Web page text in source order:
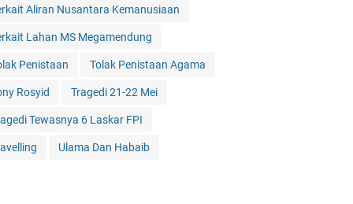
Aliran Nusantara Kemanusiaan
Lahan MS Megamendung
Penistaan Tolak Penistaan Agama
Rosyid Tragedi 21-22 Mei
Tewasnya 6 Laskar FPI
Ulama Dan Habaib